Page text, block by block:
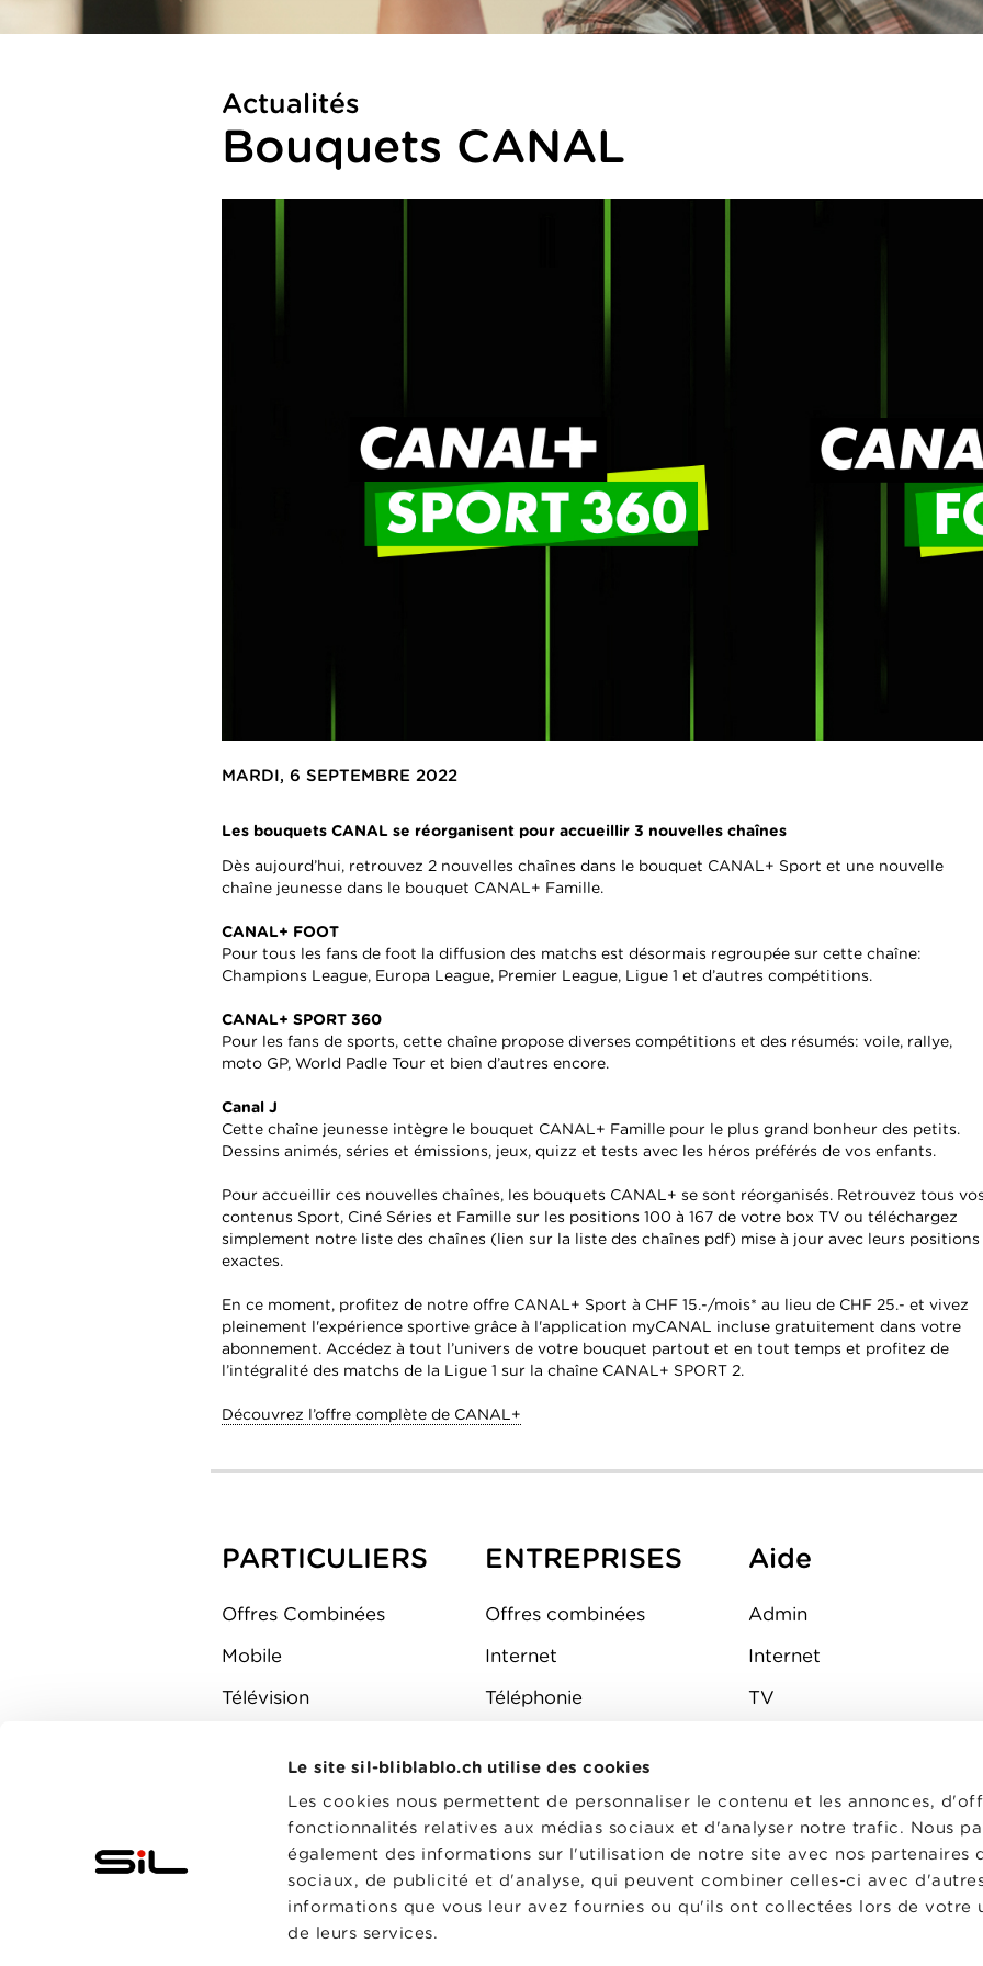
Le site sil-bliblablo.ch utilise des cookies
Les cookies nous permettent de personnaliser le contenu et les annonces,
fonctionnalités relatives aux médias sociaux et d'analyser notre trafic. Nous
également des informations sur l'utilisation de notre site avec nos partenaires
sociaux, de publicité et d'analyse, qui peuvent combiner celles-ci avec
informations que vous leur avez fournies ou qu'ils ont collectées lors de votre
de leurs services.
Actualités
Bouquets CANAL
MARDI, 6 SEPTEMBRE 2022
Les bouquets CANAL se réorganisent pour accueillir 3 nouvelles chaînes
Dès aujourd’hui, retrouvez 2 nouvelles chaînes dans le bouquet CANAL+ Sport et une nouvelle
chaîne jeunesse dans le bouquet CANAL+ Famille.
CANAL+ FOOT
Pour tous les fans de foot la diffusion des matchs est désormais regroupée sur cette chaîne:
Champions League, Europa League, Premier League, Ligue 1 et d’autres compétitions.
CANAL+ SPORT 360
Pour les fans de sports, cette chaîne propose diverses compétitions et des résumés: voile, rallye,
moto GP, World Padle Tour et bien d’autres encore.
Canal J
Cette chaîne jeunesse intègre le bouquet CANAL+ Famille pour le plus grand bonheur des petits.
Dessins animés, séries et émissions, jeux, quizz et tests avec les héros préférés de vos enfants.
Pour accueillir ces nouvelles chaînes, les bouquets CANAL+ se sont réorganisés. Retrouvez tous
contenus Sport, Ciné Séries et Famille sur les positions 100 à 167 de votre box TV ou téléchargez
simplement notre liste des chaînes (lien sur la liste des chaînes pdf) mise à jour avec leurs positions
exactes.
En ce moment, profitez de notre offre CANAL+ Sport à CHF 15.-/mois* au lieu de CHF 25.- et vivez
pleinement l'expérience sportive grâce à l'application myCANAL incluse gratuitement dans votre
abonnement. Accédez à tout l’univers de votre bouquet partout et en tout temps et profitez de
l’intégralité des matchs de la Ligue 1 sur la chaîne CANAL+ SPORT 2.
Découvrez l’offre complète de CANAL+
PARTICULIERS
Offres Combinées
Mobile
Télévision
ENTREPRISES
Offres combinées
Internet
Téléphonie
FAQ
Aide
Admin
Internet
TV
Fibre
Sécurité
État du réseau